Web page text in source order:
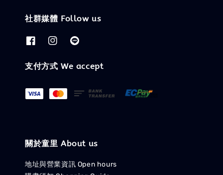
社群媒體 Follow us
支付方式 We accept
關於童里 About us
地址與營業資訊 Open hours